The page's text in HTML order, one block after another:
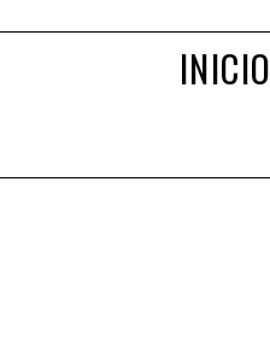
INICIO